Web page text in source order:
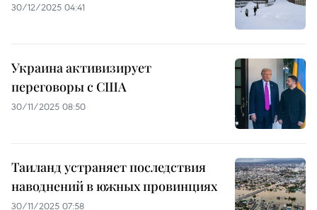
30/12/2025 04:41
Украина активизирует
переговоры с США
30/11/2025 08:50
Таиланд устраняет последствия
наводнений в южных провинциях
30/11/2025 07:58